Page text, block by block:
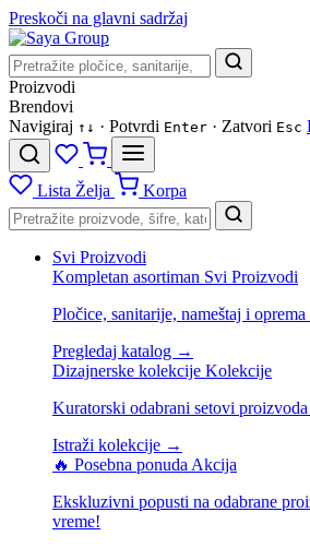
Preskoči na glavni sadržaj
Proizvodi
Brendovi
Navigiraj ↑ ↓ · Potvrdi Enter · Zatvori Esc
Lista Želja Korpa
Svi Proizvodi
Kompletan asortiman Svi Proizvodi
Pločice, sanitarije, nameštaj i
Pregledaj katalog →
Dizajnerske kolekcije Kolekcije
Kuratorski odabrani setovi
Istraži kolekcije →
🔥 Posebna ponuda Akcija
Ekskluzivni popusti na odabrane
vreme!